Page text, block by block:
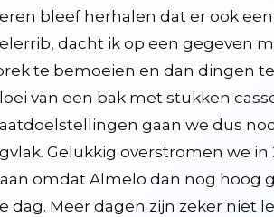
bleef herhalen dat er ook
dacht ik op een gegeven
te bemoeien en dan dingen
van een bak met stukken
gaan we dus
Gelukkig overstromen we
omdat Almelo dan nog hoog
dag. Meer dagen zijn zeker niet